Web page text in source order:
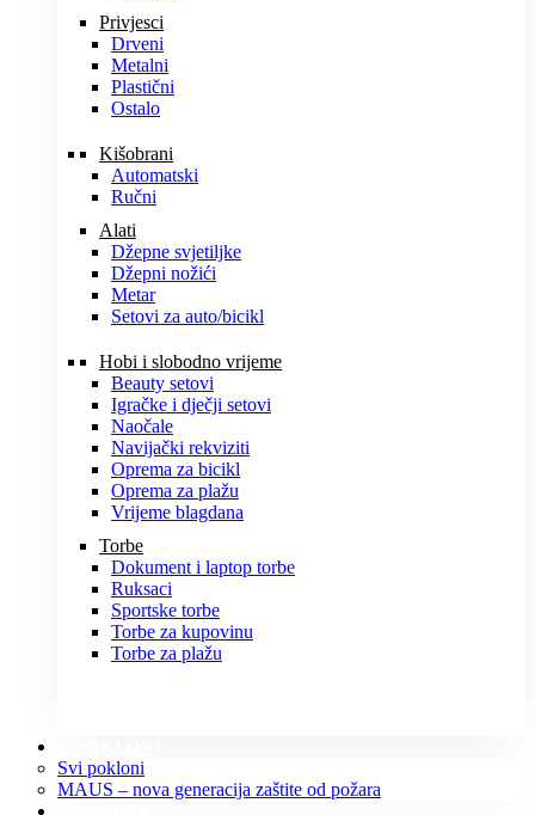
Privjesci
Drveni
Metalni
Plastični
Ostalo
Kišobrani
Automatski
Ručni
Alati
Džepne svjetiljke
Džepni nožići
Metar
Setovi za auto/bicikl
Hobi i slobodno vrijeme
Beauty setovi
Igračke i dječji setovi
Naočale
Navijački rekviziti
Oprema za bicikl
Oprema za plažu
Vrijeme blagdana
Torbe
Dokument i laptop torbe
Ruksaci
Sportske torbe
Torbe za kupovinu
Torbe za plažu
Svi pokloni
MAUS – nova generacija zaštite od požara